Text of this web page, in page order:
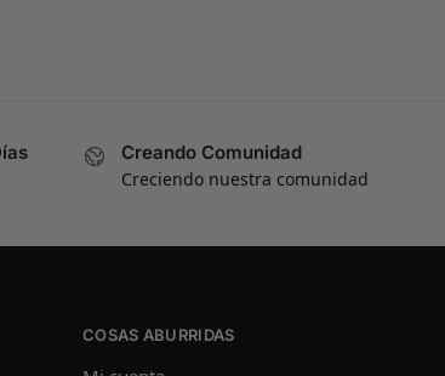
Creando Comunidad
Creciendo nuestra comunidad
COSAS ABURRIDAS